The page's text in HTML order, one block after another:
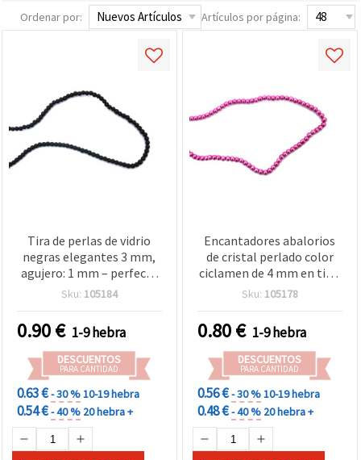
Ordenar por: Artículos por página:
Tira de perlas de vidrio
negras elegantes 3 mm,
agujero: 1 mm – perfecta
para bisutería, accesorios
cm (±200 uds)
Sku: 105184
0.90€ 1-9 hebra
DESCUENTOS
PARA CANTIDAD
0.63 €- 30 %10-19 hebra
0.54 €- 40 % 20 hebra +
Encantadores abalorios
de cristal perlado color
ciclamen de 4 mm en tira,
agujero 1 mm – ideales
y manualidades DIY, ±80
cm (±216 uds.)
Sku: 105178
0.80€ 1-9 hebra
DESCUENTOS
PARA CANTIDAD
0.56 €- 30 %10-19 hebra
0.48 €- 40 % 20 hebra +